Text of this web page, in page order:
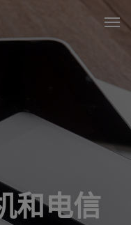
和电信